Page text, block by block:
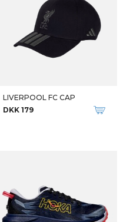
LIVERPOOL FC CAP
DKK 179